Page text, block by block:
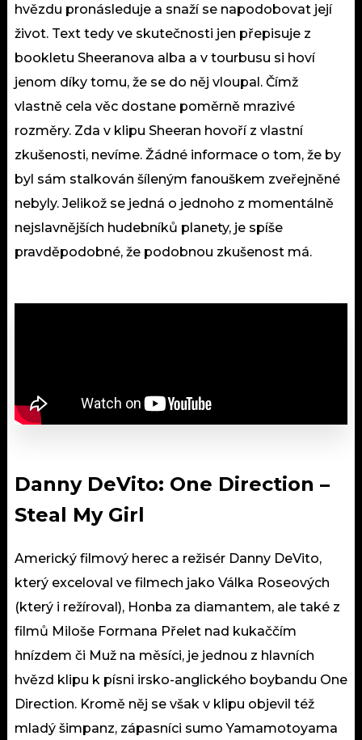
hvězdu pronásleduje a snaží se napodobovat její
život. Text tedy ve skutečnosti jen přepisuje z
bookletu Sheeranova alba a v tourbusu si hoví
jenom díky tomu, že se do něj vloupal. Čímž
vlastně cela věc dostane poměrně mrazivé
rozměry. Zda v klipu Sheeran hovoří z vlastní
zkušenosti, nevíme. Žádné informace o tom, že by
byl sám stalkován šíleným fanouškem zveřejněné
nebyly. Jelikož se jedná o jednoho z momentálně
nejslavnějších hudebníků planety, je spíše
pravděpodobné, že podobnou zkušenost má.
Danny DeVito: One Direction –
Steal My Girl
Americký filmový herec a režisér Danny DeVito,
který exceloval ve filmech jako Válka Roseových
(který i režíroval), Honba za diamantem, ale také z
filmů Miloše Formana Přelet nad kukaččím
hnízdem či Muž na měsíci, je jednou z hlavních
hvězd klipu k písni irsko-anglického boybandu One
Direction. Kromě něj se však v klipu objevil též
mladý šimpanz, zápasníci sumo Yamamotoyama